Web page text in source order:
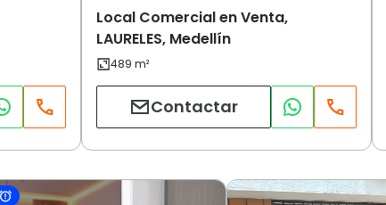
Local Comercial en Venta,
LAURELES, Medellín
Contactar